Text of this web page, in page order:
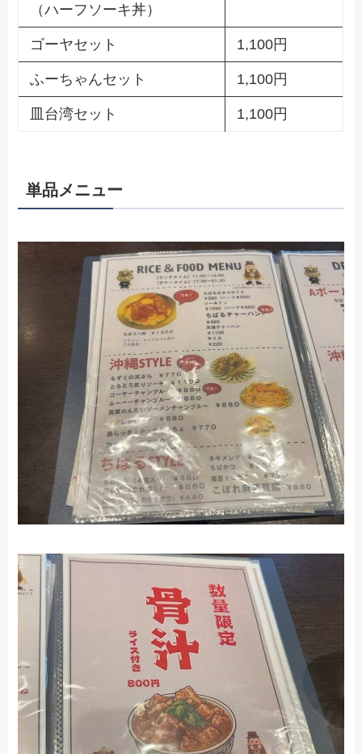
（ハーフソーキ丼）
ゴーヤセット 1,100円
ふーちゃんセット 1,100円
皿台湾セット 1,100円
単品メニュー